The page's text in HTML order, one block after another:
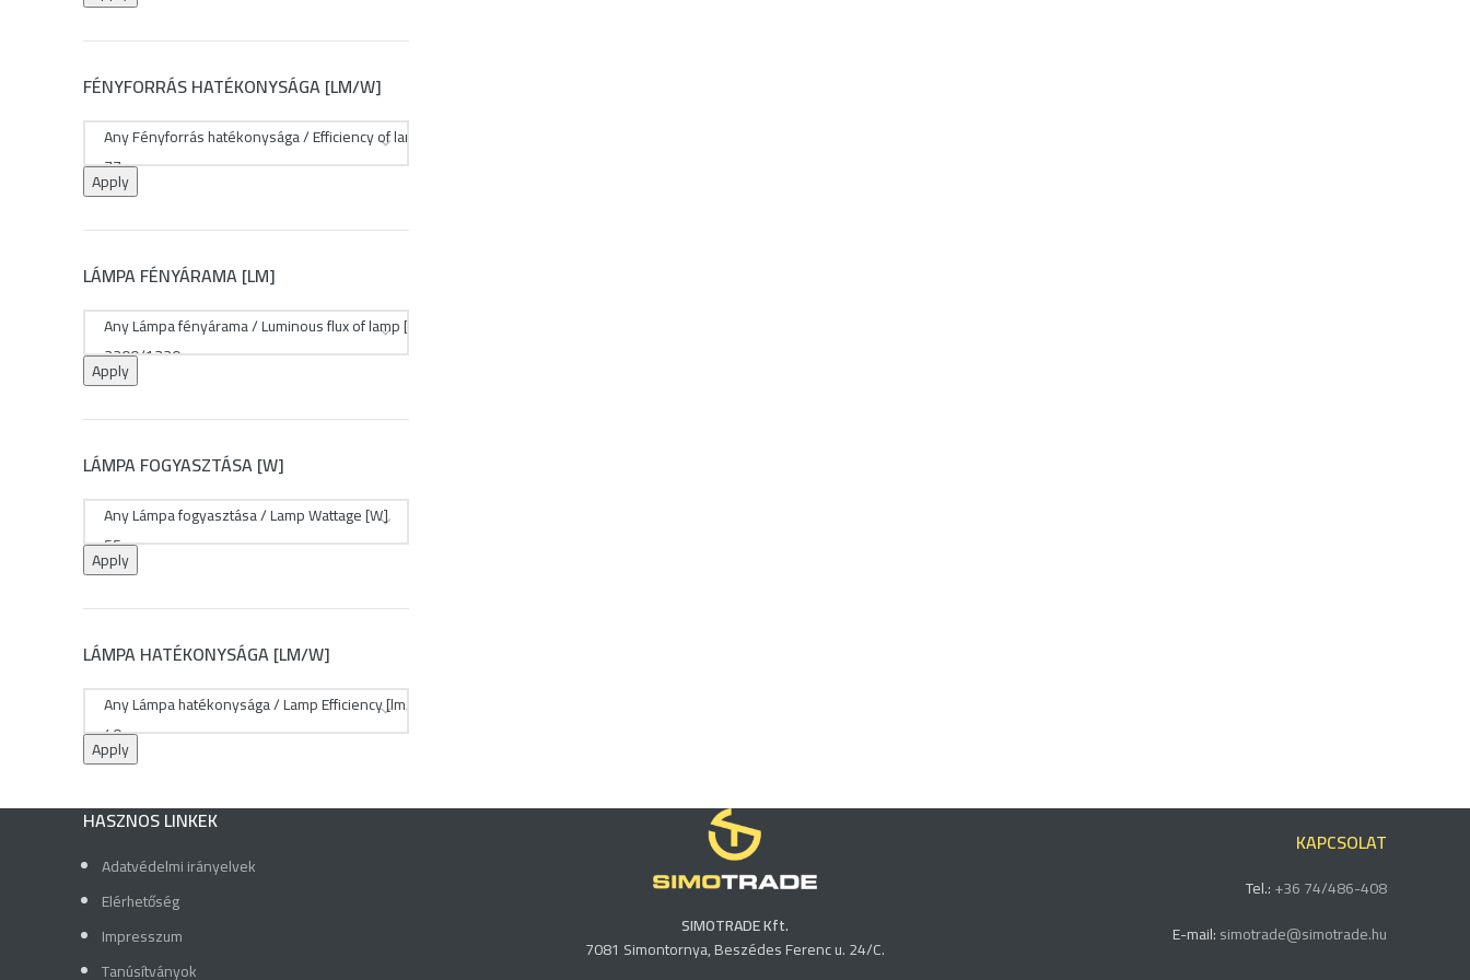
FÉNYFORRÁS HATÉKONYSÁGA [LM/W]
Apply
LÁMPA FÉNYÁRAMA [LM]
Apply
LÁMPA FOGYASZTÁSA [W]
Apply
LÁMPA HATÉKONYSÁGA [LM/W]
Apply
HASZNOS LINKEK
Adatvédelmi irányelvek
Elérhetőség
Impresszum
Tanúsítványok
SIMOTRADE Kft.
7081 Simontornya, Beszédes Ferenc u. 24/C.
KAPCSOLAT
Tel.:+36 74/486-408
E-mail:simotrade@simotrade.hu